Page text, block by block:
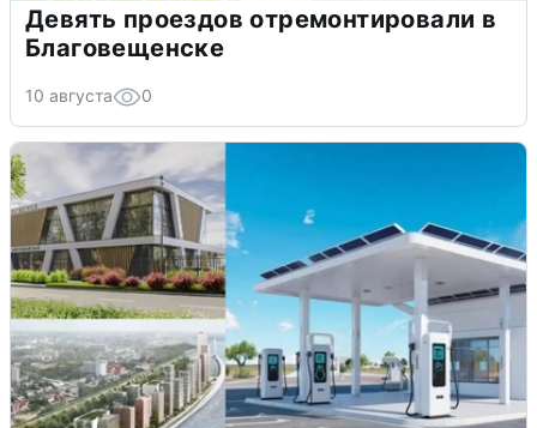
Девять проездов отремонтировали в
Благовещенске
10 августа 0